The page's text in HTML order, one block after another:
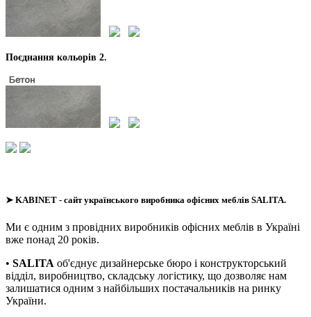
Поєднання кольорів 2.
➤ KABINET - сайт українського виробника офісних меблів SALITA.
Ми є одним з провідних виробників офісних меблів в Україні
вже понад 20 років.
• SALITA об'єднує дизайнерське бюро і конструкторський
відділ, виробництво, складську логістику, що дозволяє нам
залишатися одним з найбільших постачальників на ринку
України.